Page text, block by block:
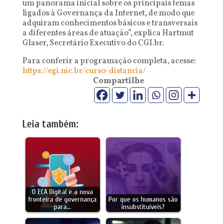
um panorama inicial sobre os principais temas
ligados à Governança da Internet, de modo que
adquiram conhecimentos básicos e transversais
a diferentes áreas de atuação”, explica Hartmut
Glaser, Secretário Executivo do CGI.br.
Para conferir a programação completa, acesse:
https://egi.nic.br/curso-distancia/
Compartilhe
Leia também:
O ECA Digital e a nova
fronteira de governança
para…
Por que os humanos são
insubstituíveis?